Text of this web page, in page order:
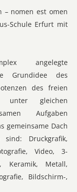
– nomen est omen
Schule Erfurt mit
angelegte
Grundidee des
des freien
unter gleichen
Aufgaben
gemeinsame Dach
Druckgrafik,
Video, 3-
Keramik, Metall,
Bildschirm-,